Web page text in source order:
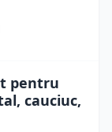
pentru
cauciuc,